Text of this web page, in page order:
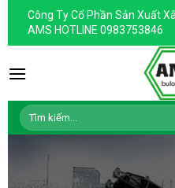
content
Công Ty Cổ Phần Sản Xuất
AMS HOTLINE 0983753846
Tìm
kiếm: